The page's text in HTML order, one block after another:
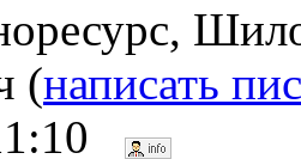
(написать